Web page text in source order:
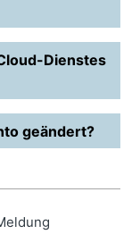
Dienstes
geändert?